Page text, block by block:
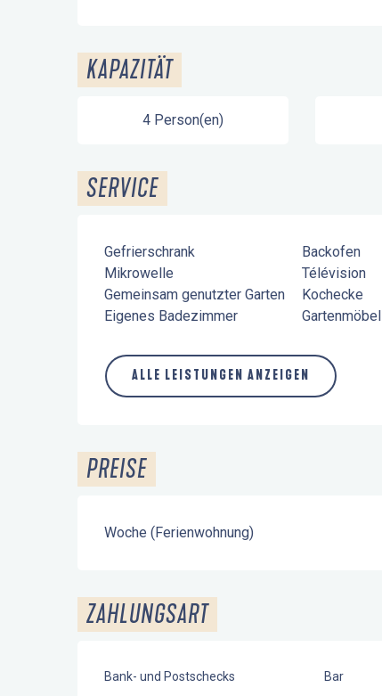
KAPAZITÄT
4 Person(en)
SERVICE
Gefrierschrank Backofen
Mikrowelle
Télévision
Gemeinsam genutzter Garten
Kochecke
Eigenes Badezimmer
Gartenmöbel
ALLE LEISTUNGEN ANZEIGEN
PREISE
Woche (Ferienwohnung)
ZAHLUNGSART
Bank- und Postschecks Bar